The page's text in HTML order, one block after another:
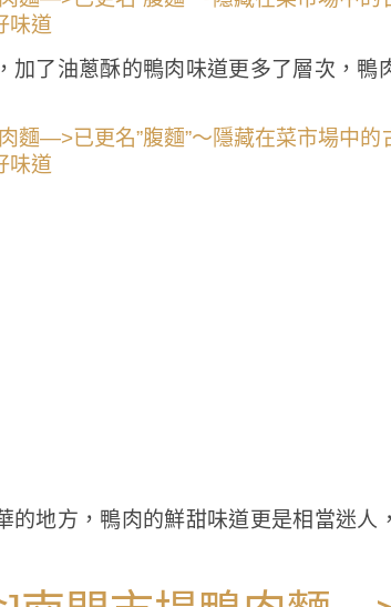
加了油蔥酥的鴨肉味道更多了層次，鴨
的地方，鴨肉的鮮甜味道更是相當迷人